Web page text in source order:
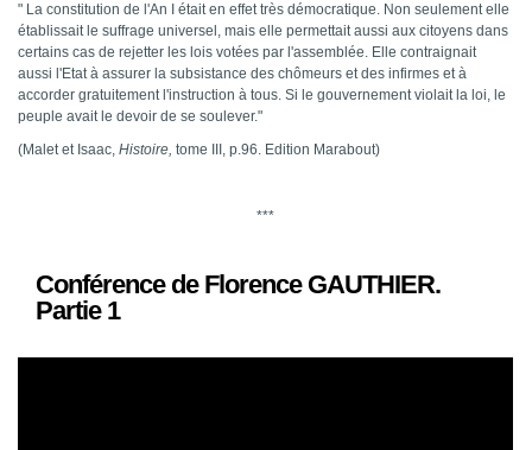
" La constitution de l'An I était en effet très démocratique. Non seulement elle
établissait le suffrage universel, mais elle permettait aussi aux citoyens dans
certains cas de rejetter les lois votées par l'assemblée. Elle contraignait
aussi l'Etat à assurer la subsistance des chômeurs et des infirmes et à
accorder gratuitement l'instruction à tous. Si le gouvernement violait la loi, le
peuple avait le devoir de se soulever."
(Malet et Isaac, Histoire, tome III, p.96. Edition Marabout)
***
Conférence de Florence GAUTHIER.
Partie 1